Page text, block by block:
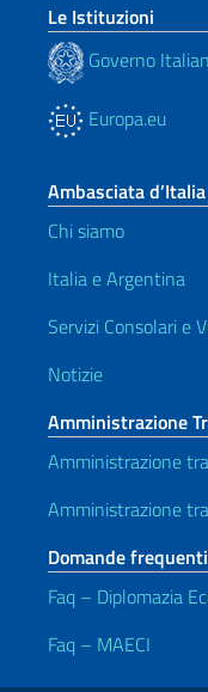
Le Istituzioni
Governo
Europa.eu
Ambasciata
Chi siamo
Italia e Argentina
Servizi Consolari e
Notizie
Amministrazione
Amministrazione
Amministrazione
Domande frequenti
Faq – Diplomazia
Faq – MAECI